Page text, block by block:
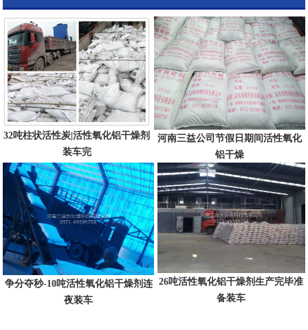
32吨柱状活性炭|活性氧化铝干燥剂
装车完
河南三益公司节假日期间活性氧化
铝干燥
争分夺秒-10吨活性氧化铝干燥剂连
夜装车
26吨活性氧化铝干燥剂生产完毕准
备装车